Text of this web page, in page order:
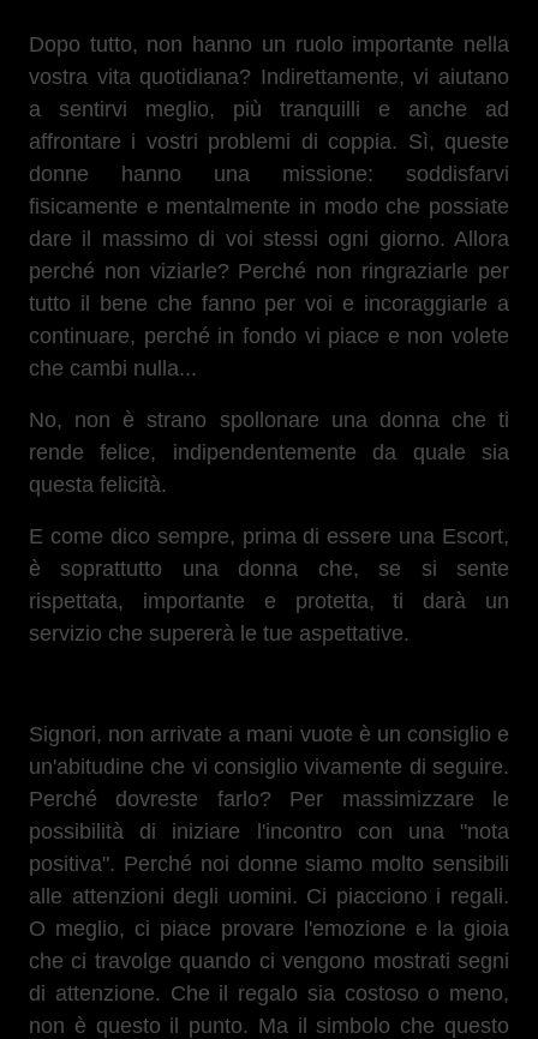
Dopo tutto, non hanno un ruolo importante nella
vostra vita quotidiana? Indirettamente, vi aiutano
a sentirvi meglio, più tranquilli e anche ad
affrontare i vostri problemi di coppia. Sì, queste
donne hanno una missione: soddisfarvi
fisicamente e mentalmente in modo che possiate
dare il massimo di voi stessi ogni giorno. Allora
perché non viziarle? Perché non ringraziarle per
tutto il bene che fanno per voi e incoraggiarle a
continuare, perché in fondo vi piace e non volete
che cambi nulla...
No, non è strano spollonare una donna che ti
rende felice, indipendentemente da quale sia
questa felicità.
E come dico sempre, prima di essere una Escort,
è soprattutto una donna che, se si sente
rispettata, importante e protetta, ti darà un
servizio che supererà le tue aspettative.
Signori, non arrivate a mani vuote è un consiglio e
un'abitudine che vi consiglio vivamente di seguire.
Perché dovreste farlo? Per massimizzare le
possibilità di iniziare l'incontro con una "nota
positiva". Perché noi donne siamo molto sensibili
alle attenzioni degli uomini. Ci piacciono i regali.
O meglio, ci piace provare l'emozione e la gioia
che ci travolge quando ci vengono mostrati segni
di attenzione. Che il regalo sia costoso o meno,
non è questo il punto. Ma il simbolo che questo